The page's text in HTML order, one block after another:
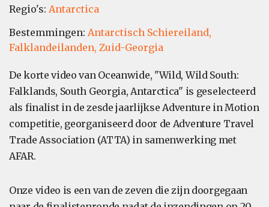
Regio's: Antarctica
Bestemmingen: Antarctisch Schiereiland,
Falklandeilanden, Zuid-Georgia
De korte video van Oceanwide, "Wild, Wild South:
Falklands, South Georgia, Antarctica" is geselecteerd
als finalist in de zesde jaarlijkse Adventure in Motion
competitie, georganiseerd door de Adventure Travel
Trade Association (ATTA) in samenwerking met
AFAR.
Onze video is een van de zeven die zijn doorgegaan